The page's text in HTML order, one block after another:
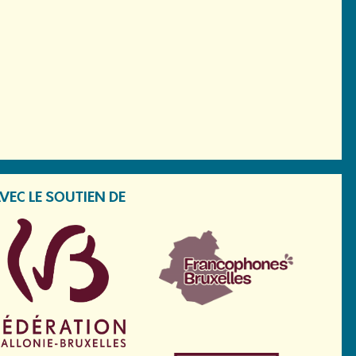
LE SOUTIEN DE